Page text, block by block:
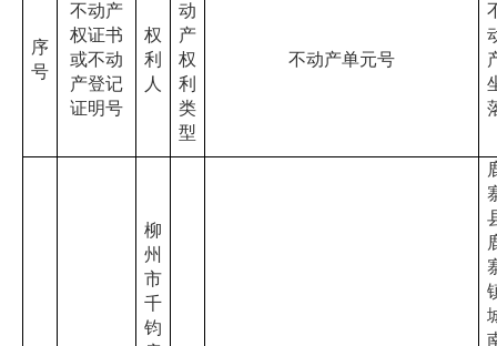
序
号
不动产
权证书
或不动
产登记
证明号
权
利
人
动
产
权
利
类
型
不动产单元号
柳
州
市
千
钧